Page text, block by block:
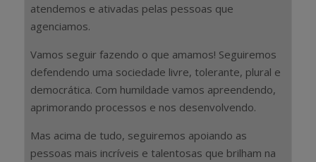
atendemos e ativadas pelas pessoas que
agenciamos.
Vamos seguir fazendo o que amamos! Seguiremos
defendendo uma sociedade livre, tolerante, plural e
democrática. Com humildade vamos apreendendo,
aprimorando processos e nos desenvolvendo.
Mas acima de tudo, seguiremos apoiando as
pessoas mais incríveis e talentosas que brilham na